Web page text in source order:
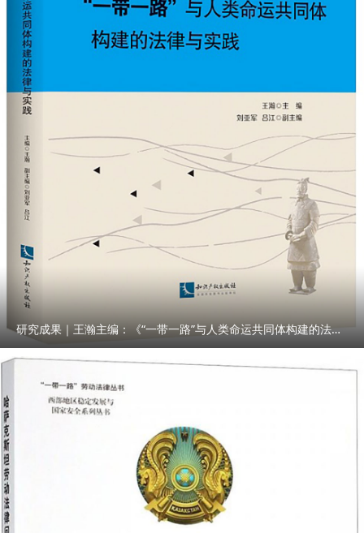
研究成果｜王瀚主编：《“一带一路”与人类命运共同体构建的法律与实践》